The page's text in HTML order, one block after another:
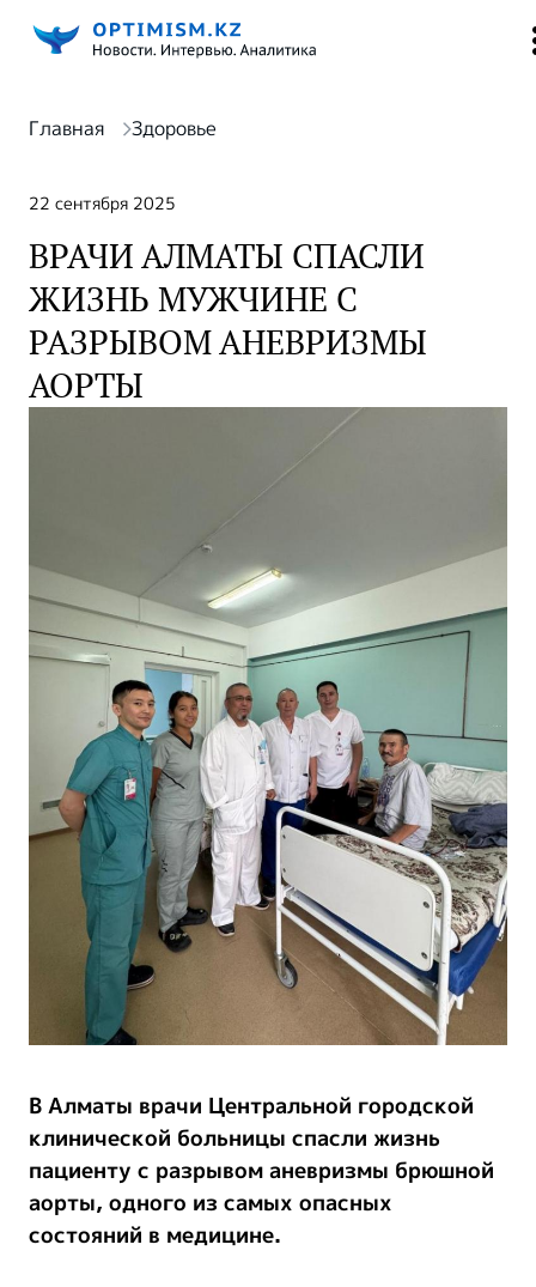
Главная Здоровье
22 сентября 2025
ВРАЧИ АЛМАТЫ СПАСЛИ
ЖИЗНЬ МУЖЧИНЕ С
РАЗРЫВОМ АНЕВРИЗМЫ
АОРТЫ
В Алматы врачи Центральной городской
клинической больницы спасли жизнь
пациенту с разрывом аневризмы брюшной
аорты, одного из самых опасных
состояний в медицине.